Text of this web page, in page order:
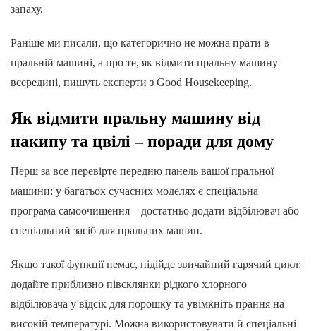
запаху.
Раніше ми писали, що категорично не можна прати в
пральній машині, а про те, як відмити пральну машину
всередині, пишуть експерти з Good Housekeeping.
Як відмити пральну машину від
накипу та цвілі – поради для дому
Перш за все перевірте передню панель вашої пральної
машини: у багатьох сучасних моделях є спеціальна
програма самоочищення – достатньо додати відбілювач або
спеціальний засіб для пральних машин.
Якщо такої функції немає, підійде звичайний гарячий цикл:
додайте приблизно півсклянки рідкого хлорного
відбілювача у відсік для порошку та увімкніть прання на
високій температурі. Можна використовувати й спеціальні